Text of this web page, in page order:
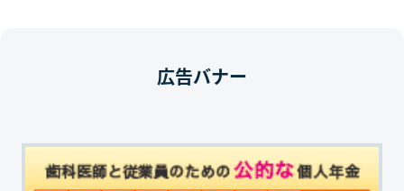
広告バナー